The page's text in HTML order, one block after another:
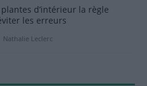
d’intérieur la règle
les erreurs
Nathalie Leclerc